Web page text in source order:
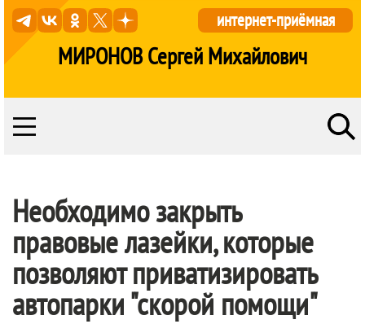
МИРОНОВ Сергей Михайлович
интернет-приёмная
Необходимо закрыть
правовые лазейки, которые
позволяют приватизировать
автопарки "скорой помощи"